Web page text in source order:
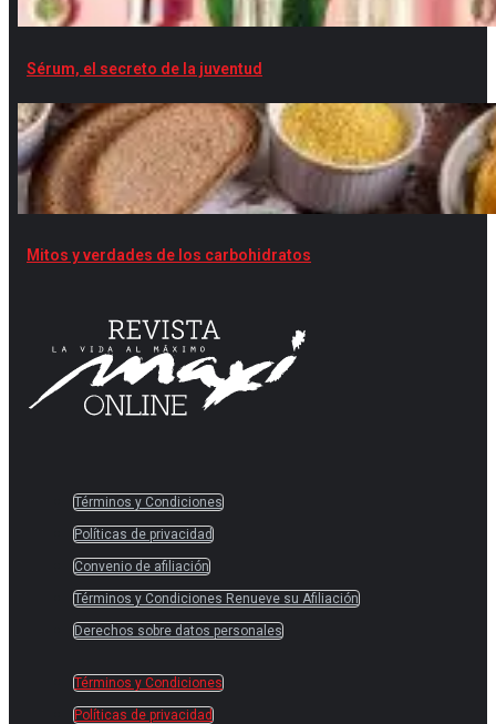
Sérum, el secreto de la juventud
Mitos y verdades de los carbohidratos
Términos y Condiciones
Políticas de privacidad
Convenio de afiliación
Términos y Condiciones Renueve su Afiliación
Derechos sobre datos personales
Términos y Condiciones
Políticas de privacidad